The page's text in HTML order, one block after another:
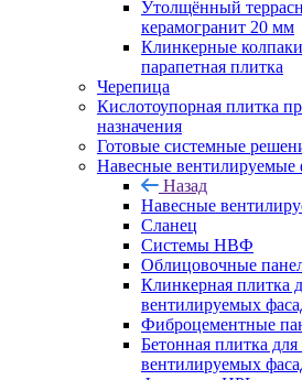
Утолщённый
керамогранит 20 мм
Клинкерные
парапетная плитка
Черепица
Кислотоупорная плитка
назначения
Готовые системные
Навесные вентилируемые
Назад
Навесные
Сланец
Системы НВФ
Облицовочные
Клинкерная плитка
вентилируемых
Фиброцементные
Бетонная плитка
вентилируемых